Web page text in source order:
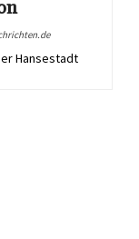
Hansestadt